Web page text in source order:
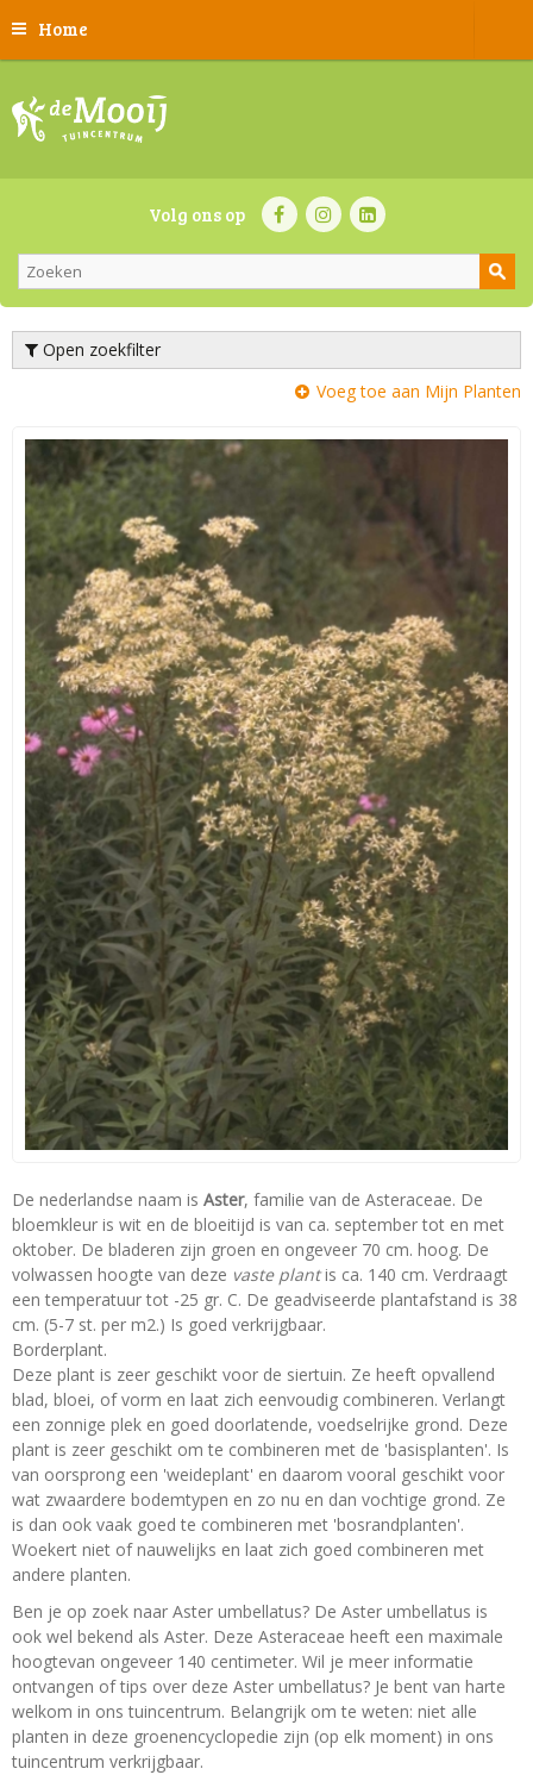
Home
Volg ons op
Open zoekfilter
Voeg toe aan Mijn Planten
De nederlandse naam is Aster, familie van de Asteraceae. De
bloemkleur is wit en de bloeitijd is van ca. september tot en met
oktober. De bladeren zijn groen en ongeveer 70 cm. hoog. De
volwassen hoogte van deze vaste plantis ca. 140 cm. Verdraagt
een temperatuur tot -25 gr. C. De geadviseerde plantafstand is 38
cm. (5-7 st. per m2.) Is goed verkrijgbaar.
Borderplant.
Deze plant is zeer geschikt voor de siertuin. Ze heeft opvallend
blad, bloei, of vorm en laat zich eenvoudig combineren. Verlangt
een zonnige plek en goed doorlatende, voedselrijke grond. Deze
plant is zeer geschikt om te combineren met de 'basisplanten'. Is
van oorsprong een 'weideplant' en daarom vooral geschikt voor
wat zwaardere bodemtypen en zo nu en dan vochtige grond. Ze
is dan ook vaak goed te combineren met 'bosrandplanten'.
Woekert niet of nauwelijks en laat zich goed combineren met
andere planten.
Ben je op zoek naar Aster umbellatus? De Aster umbellatus is
ook wel bekend als Aster. Deze Asteraceae heeft een maximale
hoogtevan ongeveer 140 centimeter. Wil je meer informatie
ontvangen of tips over deze Aster umbellatus? Je bent van harte
welkom in ons tuincentrum. Belangrijk om te weten: niet alle
planten in deze groenencyclopedie zijn (op elk moment) in ons
tuincentrum verkrijgbaar.